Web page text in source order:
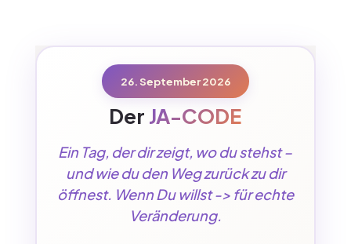
26. September 2026
Der JA-CODE
Ein Tag, der dir zeigt, wo du stehst –
und wie du den Weg zurück zu dir
öffnest. Wenn Du willst -> für echte
Veränderung.